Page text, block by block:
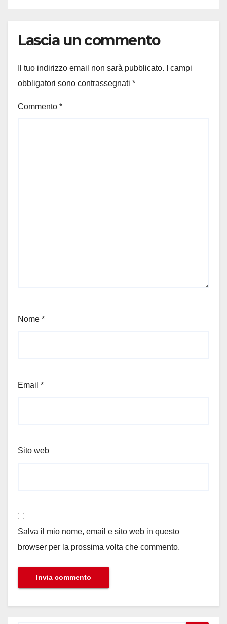
Lascia un commento
Il tuo indirizzo email non sarà pubblicato.
I campi
obbligatori sono contrassegnati *
Commento *
Nome *
Email *
Sito web
Salva il mio nome, email e sito web in questo
browser per la prossima volta che commento.